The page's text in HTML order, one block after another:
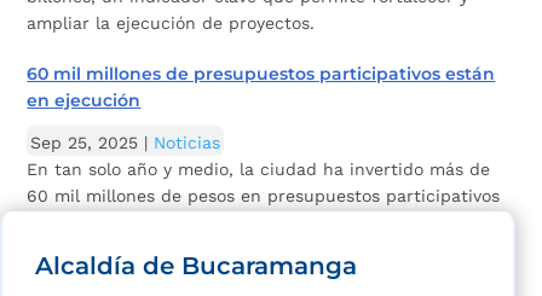
ampliar la ejecución de proyectos.
60 mil millones de presupuestos participativos están
en ejecución
Sep 25, 2025 | Noticias
En tan solo año y medio, la ciudad ha invertido más de
60 mil millones de pesos en presupuestos participativos
Alcaldía de Bucaramanga